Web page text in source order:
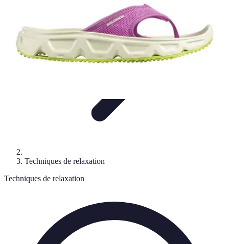
Techniques de relaxation
Techniques de relaxation